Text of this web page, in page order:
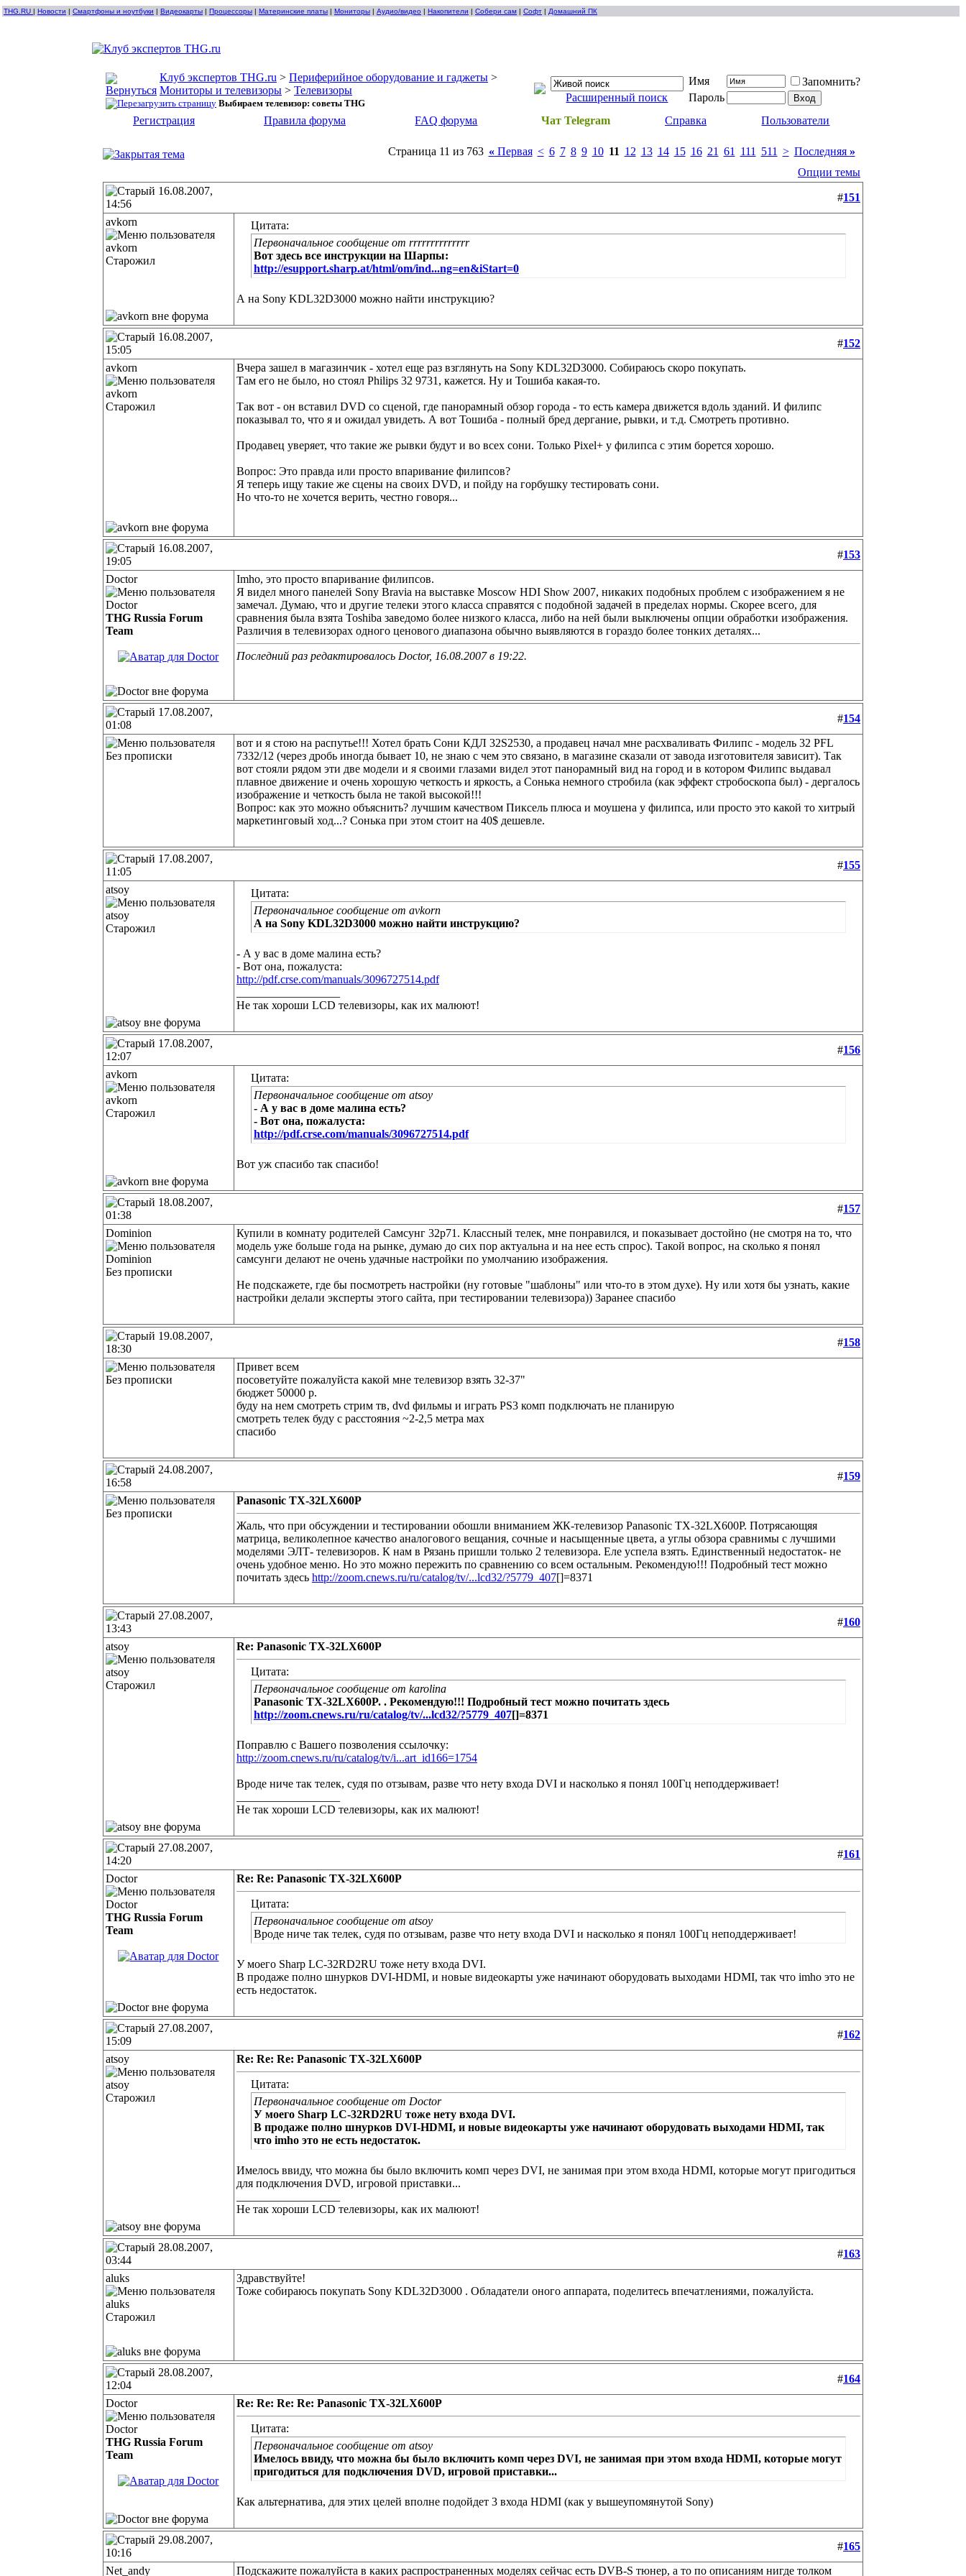
THG.RU | Новости | Смартфоны и ноутбуки | Видеокарты | Процессоры | Материнские платы | Мониторы | Аудио/видео | Накопители | Собери сам | Софт | Домашний ПК
Клуб экспертов THG.ru > Периферийное оборудование и гаджеты >
Мониторы и телевизоры > Телевизоры
Выбираем телевизор: советы THG Расширенный поиск
Имя
Запомнить?
Пароль
Регистрация
Правила форума FAQ форума Чат Telegram Справка Пользователи
Страница 11 из 763 «Первая < 6 7 8 9 10 11 12 13 14 15 16 21 61 111 511 > Последняя »
Опции темы
16.08.2007,
14:56
#151
avkorn
Старожил
Цитата:
Первоначальное сообщение от rrrrrrrrrrrrrr
Вот здесь все инструкции на Шарпы:
http://esupport.sharp.at/html/om/ind...ng=en&iStart=0
А на Sony KDL32D3000 можно найти инструкцию?
16.08.2007,
15:05
#152
avkorn
Старожил
Вчера зашел в магазинчик - хотел еще раз взглянуть на Sony KDL32D3000. Собираюсь скоро покупать.
Там его не было, но стоял Philips 32 9731, кажется. Ну и Тошиба какая-то.
Так вот - он вставил DVD со сценой, где панорамный обзор города - то есть камера движется вдоль зданий. И филипс
показывал то, что я и ожидал увидеть. А вот Тошиба - полный бред дергание, рывки, и т.д. Смотреть противно.
Продавец уверяет, что такие же рывки будут и во всех сони. Только Pixel+ у филипса с этим борется хорошо.
Вопрос: Это правда или просто впаривание филипсов?
Я теперь ищу такие же сцены на своих DVD, и пойду на горбушку тестировать сони.
Но что-то не хочется верить, честно говоря...
16.08.2007,
19:05
#153
Doctor
THG Russia Forum
Team
Imho, это просто впаривание филипсов.
Я видел много панелей Sony Bravia на выставке Moscow HDI Show 2007, никаких подобных проблем с изображением я не
замечал. Думаю, что и другие телеки этого класса справятся с подобной задачей в пределах нормы. Скорее всего, для
сравнения была взята Toshiba заведомо более низкого класса, либо на ней были выключены опции обработки изображения.
Различия в телевизорах одного ценового диапазона обычно выявляются в гораздо более тонких деталях...
Последний раз редактировалось Doctor, 16.08.2007 в 19:22.
17.08.2007,
01:08
#154
Без прописки
вот и я стою на распутье!!! Хотел брать Сони КДЛ 32S2530, а продавец начал мне расхваливать Филипс - модель 32 PFL
7332/12 (через дробь иногда бывает 10, не знаю с чем это связано, в магазине сказали от завода изготовителя зависит). Так
вот стояли рядом эти две модели и я своими глазами видел этот панорамный вид на город и в котором Филипс выдавал
плавное движение и очень хорошую четкость и яркость, а Сонька немного стробила (как эффект стробоскопа был) - дергалось
изображение и четкость была не такой высокой!!!
Вопрос: как это можно объяснить? лучшим качеством Пиксель плюса и моушена у филипса, или просто это какой то хитрый
маркетинговый ход...? Сонька при этом стоит на 40$ дешевле.
17.08.2007,
11:05
#155
atsoy
Старожил
Цитата:
Первоначальное сообщение от avkorn
А на Sony KDL32D3000 можно найти инструкцию?
- А у вас в доме малина есть?
- Вот она, пожалуста:
http://pdf.crse.com/manuals/3096727514.pdf
Не так хороши LCD телевизоры, как их малюют!
17.08.2007,
12:07
#156
avkorn
Старожил
Цитата:
Первоначальное сообщение от atsoy
- А у вас в доме малина есть?
- Вот она, пожалуста:
http://pdf.crse.com/manuals/3096727514.pdf
Вот уж спасибо так спасибо!
18.08.2007,
01:38
#157
Dominion
Без прописки
Купили в комнату родителей Самсунг 32р71. Классный телек, мне понравился, и показывает достойно (не смотря на то, что
модель уже больше года на рынке, думаю до сих пор актуальна и на нее есть спрос). Такой вопрос, на сколько я понял
самсунги делают не очень удачные настройки по умолчанию изображения.
Не подскажете, где бы посмотреть настройки (ну готовые "шаблоны" или что-то в этом духе). Ну или хотя бы узнать, какие
настройки делали эксперты этого сайта, при тестировании телевизора)) Заранее спасибо
19.08.2007,
18:30
#158
Без прописки
Привет всем
посоветуйте пожалуйста какой мне телевизор взять 32-37"
бюджет 50000 р.
буду на нем смотреть стрим тв, dvd фильмы и играть PS3 комп подключать не планирую
смотреть телек буду с расстояния ~2-2,5 метра мах
спасибо
24.08.2007,
16:58
#159
Без прописки
Panasonic TX-32LX600P
Жаль, что при обсуждении и тестировании обошли вниманием ЖК-телевизор Panasonic TX-32LX600P. Потрясающяя
матрица, великолепное качество аналогового вещания, сочные и насыщенные цвета, а углы обзора сравнимы с лучшими
моделями ЭЛТ- телевизоров. К нам в Рязань пришли только 2 телевизора. Еле успела взять. Единственный недостаток- не
очень удобное меню. Но это можно пережить по сравнению со всем остальным. Рекомендую!!! Подробный тест можно
почитать здесь http://zoom.cnews.ru/ru/catalog/tv/...lcd32/?5779_407[]=8371
27.08.2007,
13:43
#160
atsoy
Старожил
Re: Panasonic TX-32LX600P
Цитата:
Первоначальное сообщение от karolina
Panasonic TX-32LX600P. . Рекомендую!!! Подробный тест можно почитать здесь
http://zoom.cnews.ru/ru/catalog/tv/...lcd32/?5779_407[]=8371
Поправлю с Вашего позволения ссылочку:
http://zoom.cnews.ru/ru/catalog/tv/i...art_id166=1754
Вроде ниче так телек, судя по отзывам, разве что нету входа DVI и насколько я понял 100Гц неподдерживает!
Не так хороши LCD телевизоры, как их малюют!
27.08.2007,
14:20
#161
Doctor
THG Russia Forum
Team
Re: Re: Panasonic TX-32LX600P
Цитата:
Первоначальное сообщение от atsoy
Вроде ниче так телек, судя по отзывам, разве что нету входа DVI и насколько я понял 100Гц неподдерживает!
У моего Sharp LC-32RD2RU тоже нету входа DVI.
В продаже полно шнурков DVI-HDMI, и новые видеокарты уже начинают оборудовать выходами HDMI, так что imho это не
есть недостаток.
27.08.2007,
15:09
#162
atsoy
Старожил
Re: Re: Re: Panasonic TX-32LX600P
Цитата:
Первоначальное сообщение от Doctor
У моего Sharp LC-32RD2RU тоже нету входа DVI.
В продаже полно шнурков DVI-HDMI, и новые видеокарты уже начинают оборудовать выходами HDMI, так
что imho это не есть недостаток.
Имелось ввиду, что можна бы было включить комп через DVI, не занимая при этом входа HDMI, которые могут пригодиться
для подключения DVD, игровой приставки...
Не так хороши LCD телевизоры, как их малюют!
28.08.2007,
03:44
#163
aluks
Старожил
Здравствуйте!
Тоже собираюсь покупать Sony KDL32D3000 . Обладатели оного аппарата, поделитесь впечатлениями, пожалуйста.
28.08.2007,
12:04
#164
Doctor
THG Russia Forum
Team
Re: Re: Re: Re: Panasonic TX-32LX600P
Цитата:
Первоначальное сообщение от atsoy
Имелось ввиду, что можна бы было включить комп через DVI, не занимая при этом входа HDMI, которые могут
пригодиться для подключения DVD, игровой приставки...
Как альтернатива, для этих целей вполне подойдет 3 входа HDMI (как у вышеупомянутой Sony)
29.08.2007,
10:16
#165
Net_andy
Подскажите пожалуйста в каких распространенных моделях сейчас есть DVB-S тюнер, а то по описаниям нигде толком